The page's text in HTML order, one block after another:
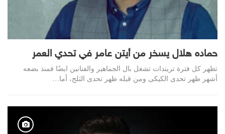
حماده هلال يسخر من أيتن عامر في تحدي العمر
تظهر كل فترة تريندات تشغل بال الجماهير والفنانين ايضًا فمنذ بضعه
أشهر ظهر تحدى الكيكى ومن قبله ظهر تحدى الثلج، أما…